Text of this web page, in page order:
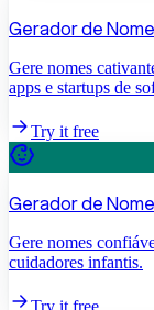
Gerador de
Gere nomes
apps e startups de
Try it free
Gerador de
Gere nomes
cuidadores infantis.
Try it free